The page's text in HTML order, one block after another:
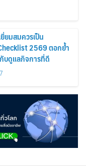
ยมสมควรเป็น
2569 ตอกย้ำ
บดูแลกิจการที่ดี